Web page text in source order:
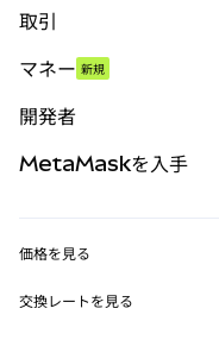
取引
パーペチュアル
RWA
マネー 新規
開発者
MetaMask Connect
MetaMaskを入手
価格を見る
イーサリアムの価格
交換レートを見る